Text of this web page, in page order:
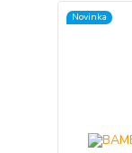
Novinka